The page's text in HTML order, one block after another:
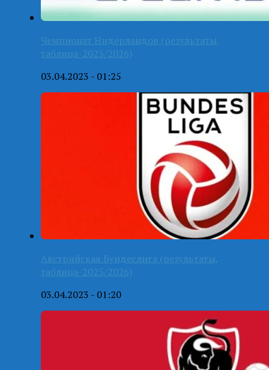
Чемпионат Нидерландов (результаты,
таблица-2025/2026)
03.04.2023 - 01:25
Австрийская Бундеслига (результаты,
таблица-2025/2026)
03.04.2023 - 01:20